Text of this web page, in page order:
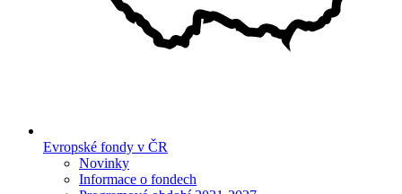
Evropské fondy v ČR
Novinky
Informace o fondech